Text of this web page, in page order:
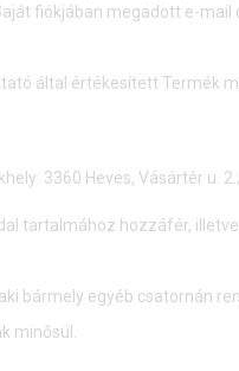
fiókjában megadott e-
által értékesített Termék
3360 Heves, Vásártér u.
tartalmához hozzáfér,
bármely egyéb csatornán
minősül.